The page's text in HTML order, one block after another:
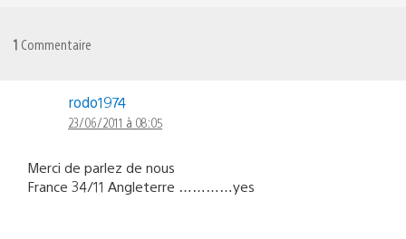
1 Commentaire
rodo1974
23/06/2011 à 08:05
Merci de parlez de nous
France 34/11 Angleterre …………yes